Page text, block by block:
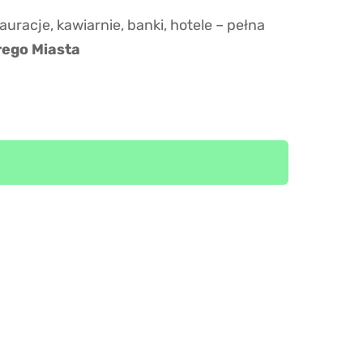
kawiarnie, banki, hotele – pełna
Miasta